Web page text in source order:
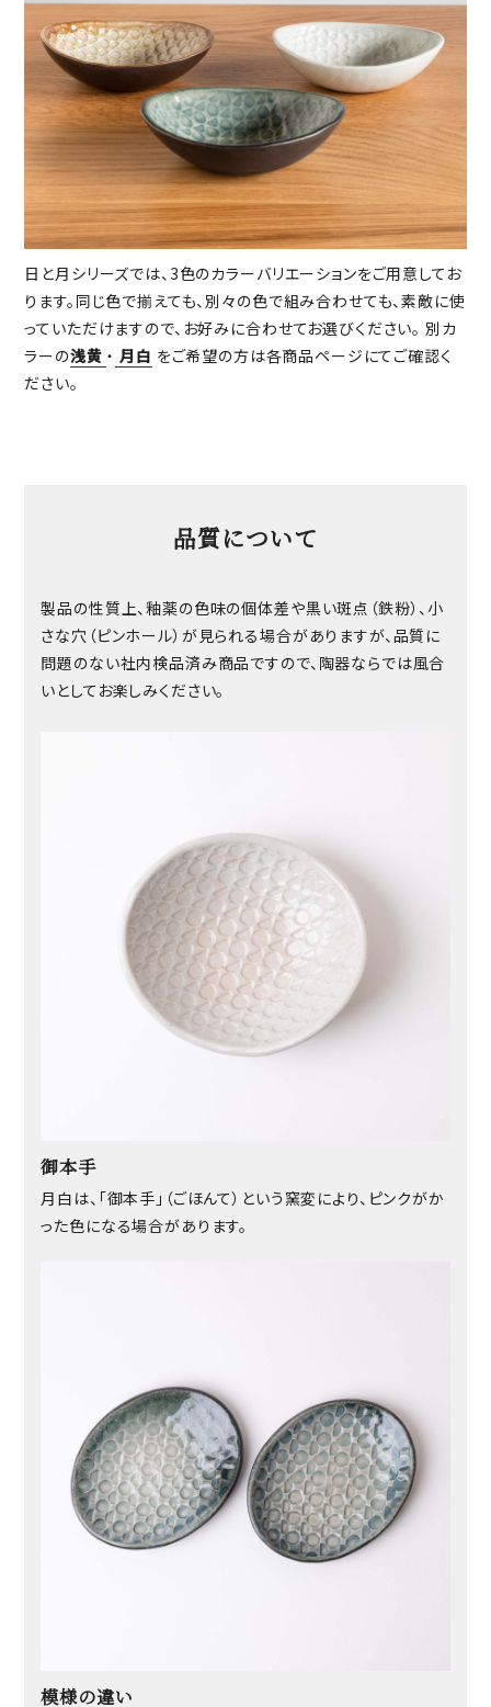
日と月シリーズでは、3色のカラーバリエーションをご用意してお
ります。同じ色で揃えても、別々の色で組み合わせても、素敵に使
っていただけますので、お好みに合わせてお選びください。 別カ
ラーの浅黄 ・ 月白 をご希望の方は各商品ページにてご確認く
ださい。
品質について
製品の性質上、釉薬の色味の個体差や黒い斑点（鉄粉）、小
さな穴（ピンホール）が見られる場合がありますが、品質に
問題のない社内検品済み商品ですので、陶器ならでは風合
いとしてお楽しみください。
御本手
月白は、「御本手」（ごほんて）という窯変により、ピンクがか
った色になる場合があります。
模様の違い